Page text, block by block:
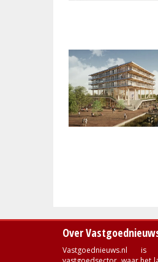
Over
Vastgoednieuws.nl